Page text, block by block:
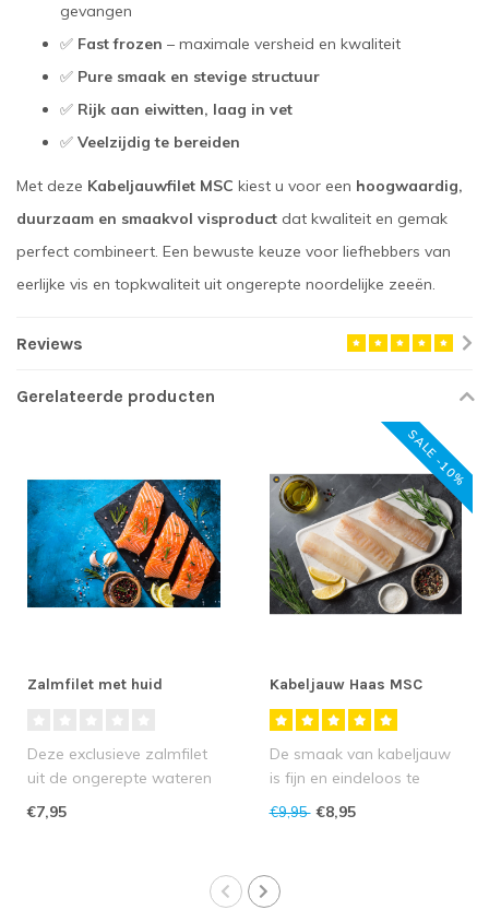
gevangen
✅ Fast frozen – maximale versheid en kwaliteit
✅ Pure smaak en stevige structuur
✅ Rijk aan eiwitten, laag in vet
✅ Veelzijdig te bereiden
Met deze Kabeljauwfilet MSC kiest u voor een hoogwaardig,
duurzaam en smaakvol visproduct dat kwaliteit en gemak
perfect combineert. Een bewuste keuze voor liefhebbers van
eerlijke vis en topkwaliteit uit ongerepte noordelijke zeeën.
Reviews
Gerelateerde producten
Zalmfilet met huid
Deze exclusieve zalmfilet
uit de ongerepte wateren
van de Faeröer Eilanden
staa..
€7,95
SALE -10%
Kabeljauw Haas MSC
De smaak van kabeljauw
is fijn en eindeloos te
combineren. Kabeljauw
kan goed wo..
€9,95 €8,95